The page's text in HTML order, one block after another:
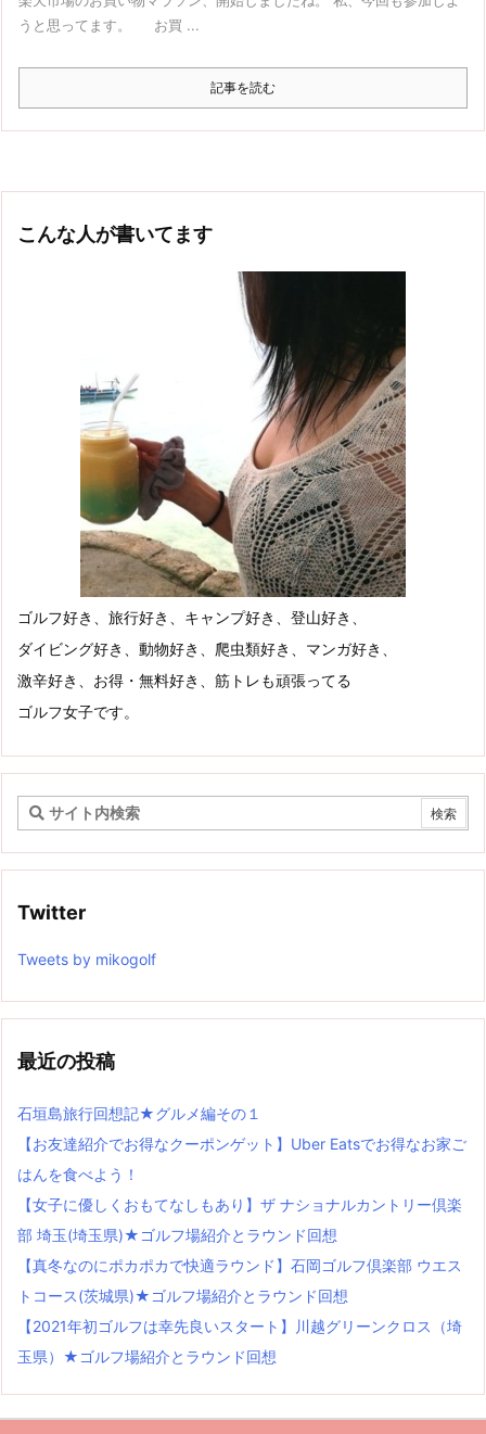
うと思ってます。 お買 ...
記事を読む
こんな人が書いてます
ゴルフ好き、旅行好き、キャンプ好き、登山好き、
ダイビング好き、動物好き、爬虫類好き、マンガ好き、
激辛好き、お得・無料好き、筋トレも頑張ってる
ゴルフ女子です。
Twitter
Tweets by mikogolf
最近の投稿
石垣島旅行回想記★グルメ編その１
【お友達紹介でお得なクーポンゲット】Uber Eatsでお得なお家ご
はんを食べよう！
【女子に優しくおもてなしもあり】ザ ナショナルカントリー倶楽
部 埼玉(埼玉県)★ゴルフ場紹介とラウンド回想
【真冬なのにポカポカで快適ラウンド】石岡ゴルフ倶楽部 ウエス
トコース(茨城県)★ゴルフ場紹介とラウンド回想
【2021年初ゴルフは幸先良いスタート】川越グリーンクロス（埼
玉県）★ゴルフ場紹介とラウンド回想